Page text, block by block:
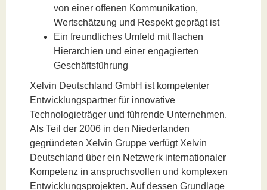
von einer offenen Kommunikation,
Wertschätzung und Respekt geprägt ist
Ein freundliches Umfeld mit flachen
Hierarchien und einer engagierten
Geschäftsführung
Xelvin Deutschland GmbH ist kompetenter
Entwicklungspartner für innovative
Technologieträger und führende Unternehmen.
Als Teil der 2006 in den Niederlanden
gegründeten Xelvin Gruppe verfügt Xelvin
Deutschland über ein Netzwerk internationaler
Kompetenz in anspruchsvollen und komplexen
Entwicklungsprojekten. Auf dessen Grundlage